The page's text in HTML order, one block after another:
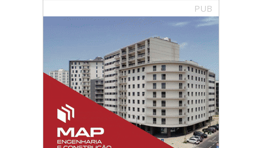
PUB